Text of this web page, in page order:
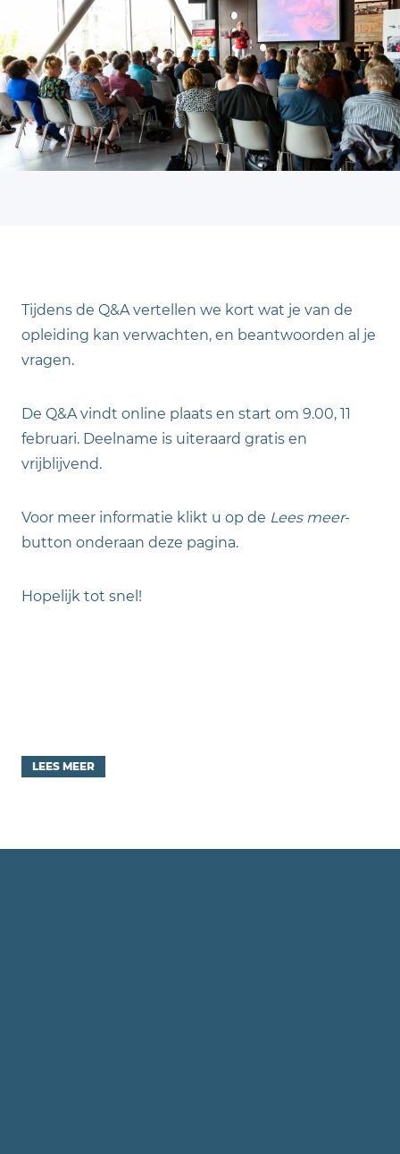
Tijdens de Q&A vertellen we kort wat je van de
opleiding kan verwachten, en beantwoorden al je
vragen.
De Q&A vindt online plaats en start om 9.00, 11
februari. Deelname is uiteraard gratis en
vrijblijvend.
Voor meer informatie klikt u op de Lees meer-
button onderaan deze pagina.
Hopelijk tot snel!
LEES MEER